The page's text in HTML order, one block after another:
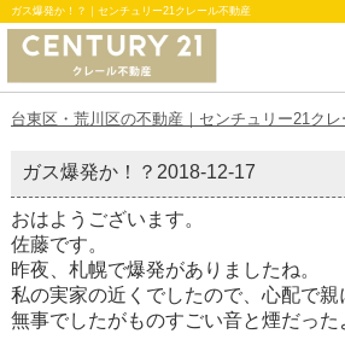
ガス爆発か！？｜センチュリー21クレール不動産
台東区・荒川区の不動産｜センチュリー21ク
ガス爆発か！？ 2018-12-17
おはようございます。
佐藤です。
昨夜、札幌で爆発がありましたね。
私の実家の近くでしたので、心配で親
無事でしたがものすごい音と煙だった